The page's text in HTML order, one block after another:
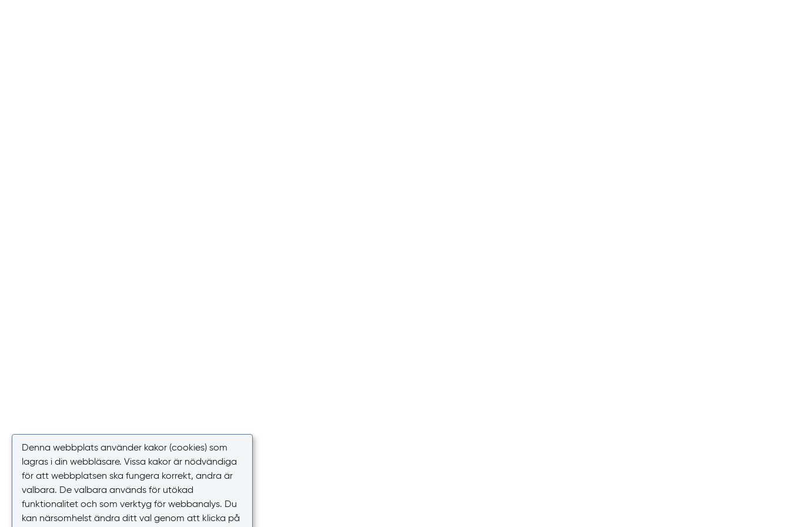
Denna webbplats använder kakor (cookies) som
lagras i din webbläsare. Vissa kakor är nödvändiga
för att webbplatsen ska fungera korrekt, andra är
valbara. De valbara används för utökad
funktionalitet och som verktyg för webbanalys. Du
kan närsomhelst ändra ditt val genom att klicka på